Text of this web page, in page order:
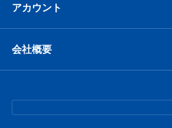
アカウント
会社概要